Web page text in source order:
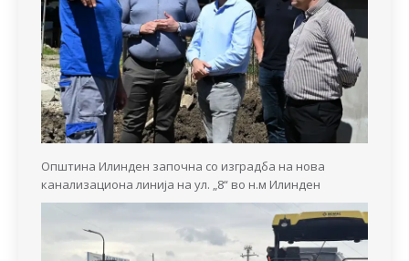
Општина Илинден започна со изградба на нова
канализациона линија на ул. „8“ во н.м Илинден